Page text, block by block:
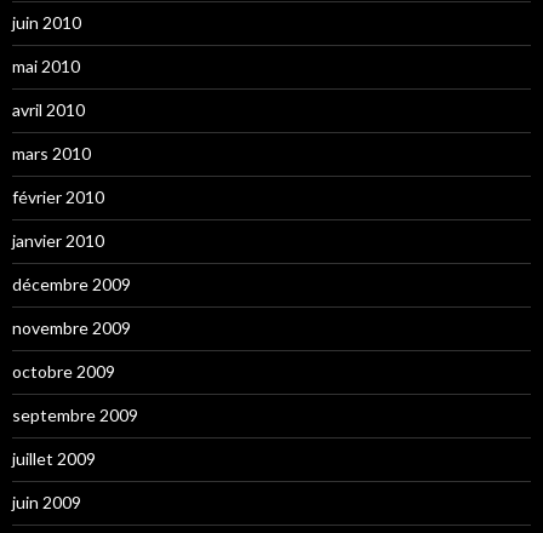
juin 2010
mai 2010
avril 2010
mars 2010
février 2010
janvier 2010
décembre 2009
novembre 2009
octobre 2009
septembre 2009
juillet 2009
juin 2009